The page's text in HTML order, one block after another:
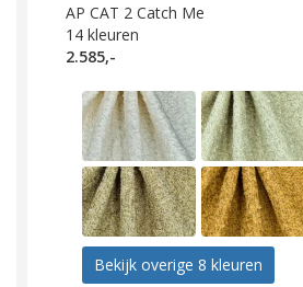
AP CAT 2 Catch Me
14 kleuren
2.585,-
Bekijk overige 8 kleuren